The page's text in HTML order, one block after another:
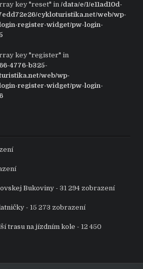
key "reset" in/data/e/1/e11ad10d-
cykloturistika.net/web/wp-
register-widget/pw-login-
key "register" in
4776-b325-
web/wp-
register-widget/pw-login-
Bukoviny - 31 294 zobrazení
- 15 273 zobrazení
trasu na jízdním kole - 12 450